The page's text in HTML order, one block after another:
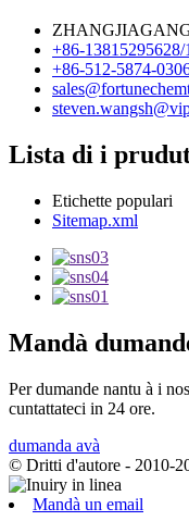
+86-
+86-512-5874-
Lista di i
Etichette populari
Sitemap.xml
Mandà
Per dumande nantu à i
cuntattateci in 24 ore.
dumanda avà
© Dritti d'autore - 2010-
Mandà un email